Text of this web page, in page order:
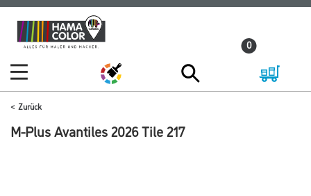
Zum
Inhalt
Zum
Navigationsmenü
0
Zurück
M-Plus Avantiles 2026 Tile 217